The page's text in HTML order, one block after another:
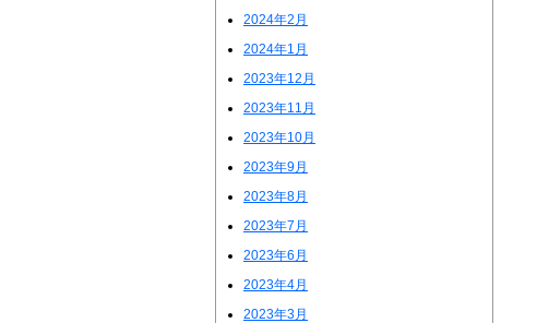
2024年2月
2024年1月
2023年12月
2023年11月
2023年10月
2023年9月
2023年8月
2023年7月
2023年6月
2023年4月
2023年3月